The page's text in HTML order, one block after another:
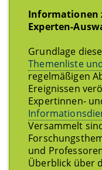
Informationen
Experten-
Grundlage
Themenliste
regelmäßigen
Ereignissen
Expertinnen-
Versammelt
und
Überblick über